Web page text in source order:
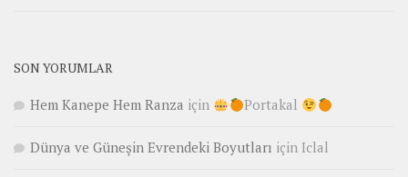
SON YORUMLAR
Hem Kanepe Hem Ranza için Portakal
Dünya ve Güneşin Evrendeki Boyutları için Iclal